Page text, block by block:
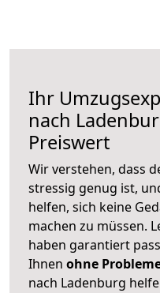
Ihr
nach
Preiswert
Wir verstehen, dass
stressig genug ist,
helfen, sich keine
machen zu müssen.
haben garantiert
Ihnen ohne
nach Ladenburg